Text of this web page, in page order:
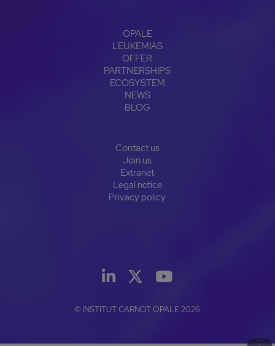
OPALE
LEUKEMIAS
OFFER
PARTNERSHIPS
ECOSYSTEM
NEWS
BLOG
Contact us
Join us
Extranet
Legal notice
Privacy policy
© INSTITUT CARNOT OPALE 2026